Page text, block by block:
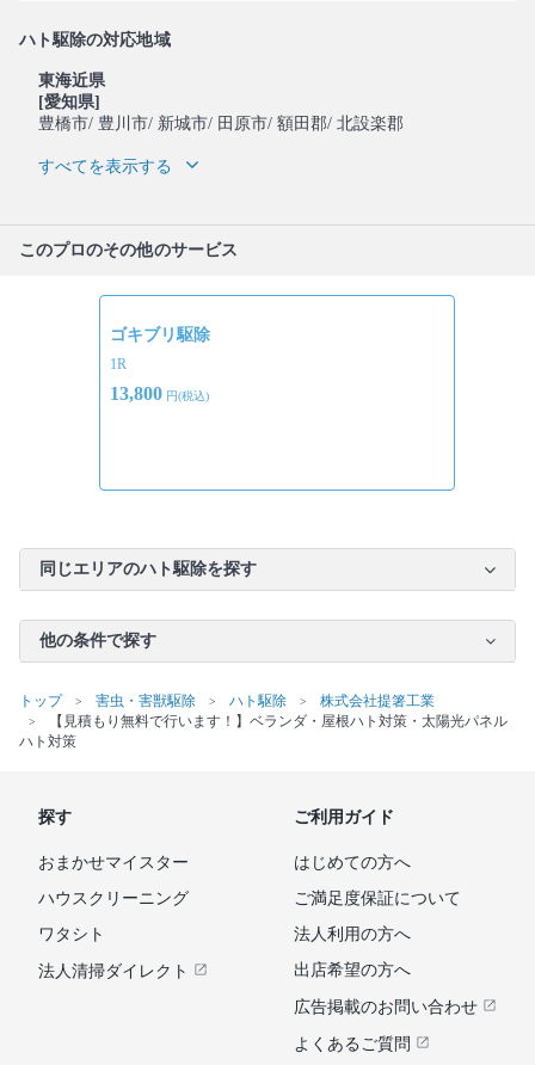
ハト駆除の対応地域
東海近県
[愛知県]
豊橋市/ 豊川市/ 新城市/ 田原市/ 額田郡/ 北設楽郡
すべてを表示する
このプロのその他のサービス
ゴキブリ駆除
1R
13,800円(税込)
同じエリアのハト駆除を探す
他の条件で探す
トップ 害虫・害獣駆除 ハト駆除
株式会社提箸工業
【見積もり無料で行います！】ベランダ・屋根ハト対策・太陽光パネル
ハト対策
探す
おまかせマイスター
ハウスクリーニング
ワタシト
法人清掃ダイレクト
ご利用ガイド
はじめての方へ
ご満足度保証について
法人利用の方へ
出店希望の方へ
広告掲載のお問い合わせ
よくあるご質問